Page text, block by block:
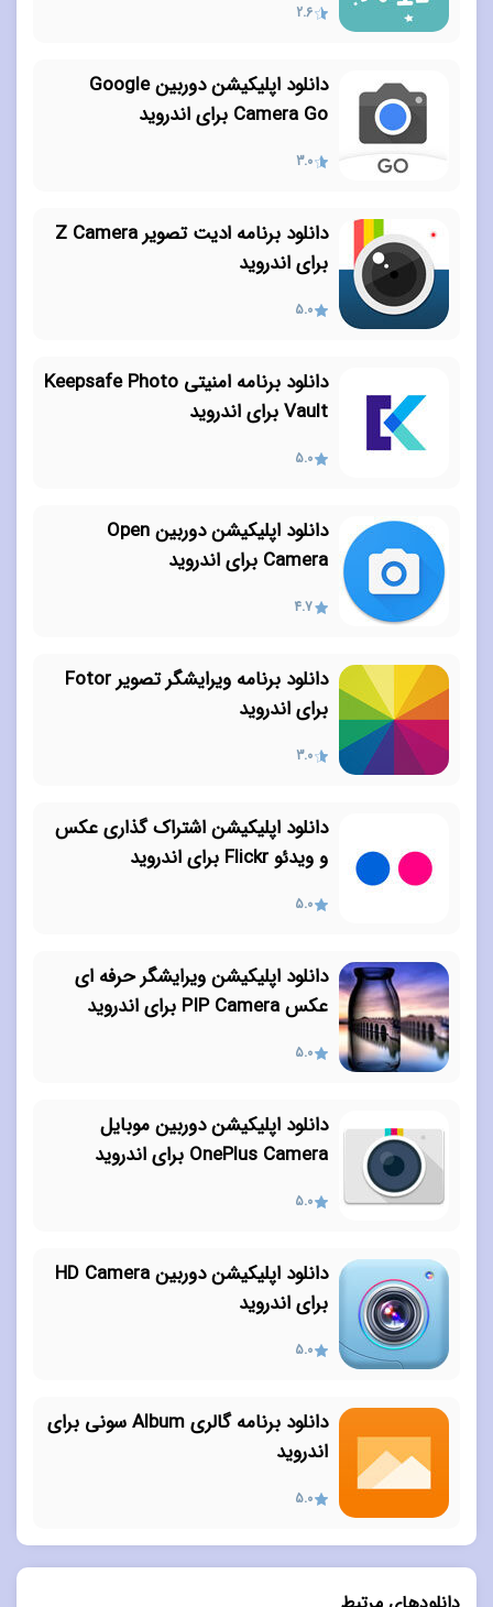
2.6
دانلود اپلیکیشن دوربین Google
Camera Go برای اندروید
3.0
دانلود برنامه ادیت تصویر Z Camera
برای اندروید
5.0
دانلود برنامه امنیتی Keepsafe Photo
Vault برای اندروید
5.0
دانلود اپلیکیشن دوربین Open
Camera برای اندروید
4.7
دانلود برنامه ویرایشگر تصویر Fotor
برای اندروید
3.0
دانلود اپلیکیشن اشتراک گذاری عکس
و ویدئو Flickr برای اندروید
5.0
دانلود اپلیکیشن ویرایشگر حرفه ای
عکس PIP Camera برای اندروید
5.0
دانلود اپلیکیشن دوربین موبایل
OnePlus Camera برای اندروید
5.0
دانلود اپلیکیشن دوربین HD Camera
برای اندروید
5.0
دانلود برنامه گالری Album سونی برای
اندروید
5.0